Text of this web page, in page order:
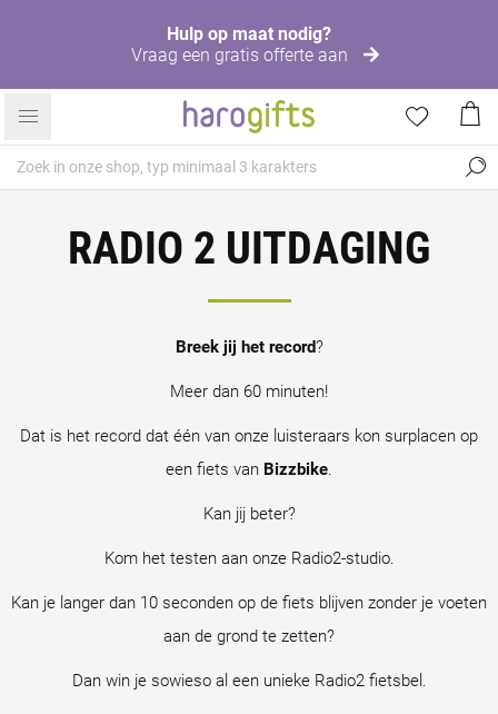
Hulp op maat nodig?
Vraag een gratis offerte aan
RADIO 2 UITDAGING
Breek jij het record?
Meer dan 60 minuten!
Dat is het record dat één van onze luisteraars kon surplacen op
een fiets van Bizzbike.
Kan jij beter?
Kom het testen aan onze Radio2-studio.
Kan je langer dan 10 seconden op de fiets blijven zonder je voeten
aan de grond te zetten?
Dan win je sowieso al een unieke Radio2 fietsbel.